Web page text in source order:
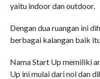
yaitu indoor dan outdoor.
Dengan dua ruangan ini
berbagai kalangan baik
Nama Start Up memiliki
Up ini mulai dari nol dan